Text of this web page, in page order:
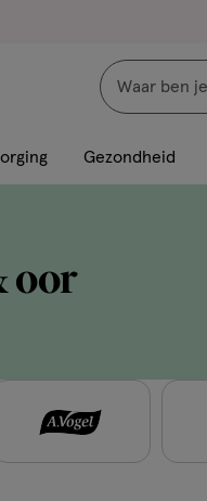
Zoeken
met
dit
geavanceerde
zoekopties
Gezondheid
oor